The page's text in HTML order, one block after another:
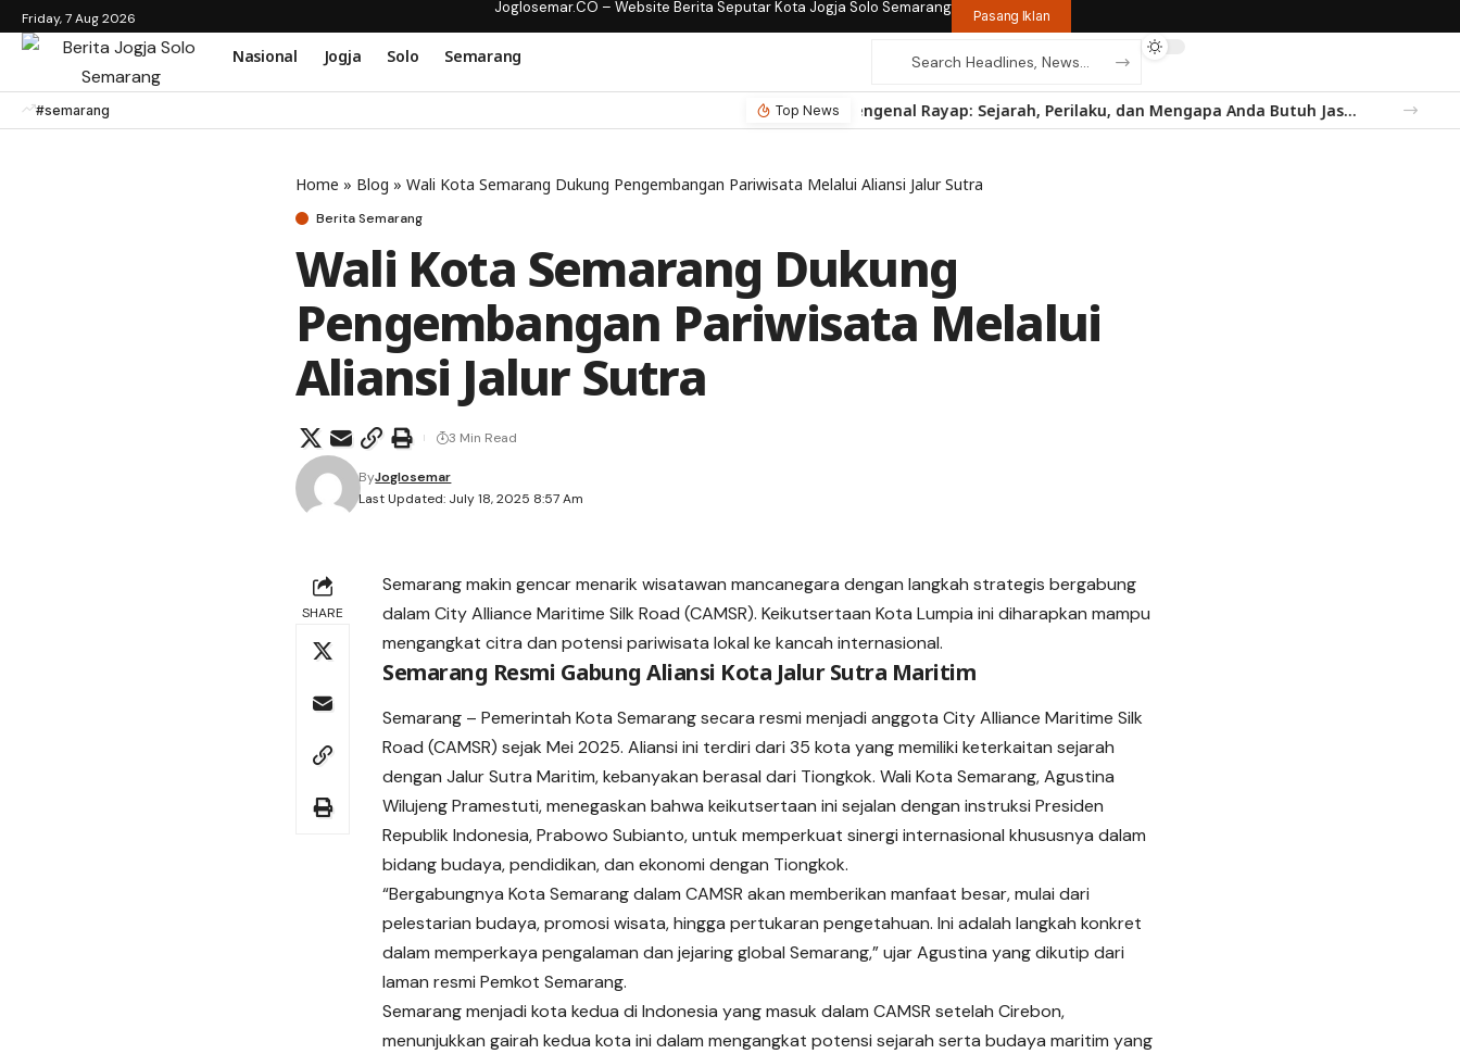
Friday, 7 Aug 2026
Joglosemar.CO – Website Berita Seputar Kota Jogja Solo Semarang Pasang Iklan
Nasional Jogja Solo Semarang
#semarang Top News
Home » Blog » Wali Kota Semarang Dukung Pengembangan Pariwisata Melalui Aliansi Jalur Sutra
Berita Semarang
Wali Kota Semarang Dukung
Pengembangan Pariwisata Melalui
Aliansi Jalur Sutra
Last Updated: July 18, 2025 8:57 Am
ByJoglosemar
3 Min Read
SHARE
Semarang makin gencar menarik wisatawan mancanegara dengan langkah strategis bergabung
dalam City Alliance Maritime Silk Road (CAMSR). Keikutsertaan Kota Lumpia ini diharapkan mampu
mengangkat citra dan potensi pariwisata lokal ke kancah internasional.
Semarang Resmi Gabung Aliansi Kota Jalur Sutra Maritim
Semarang – Pemerintah Kota Semarang secara resmi menjadi anggota City Alliance Maritime Silk
Road (CAMSR) sejak Mei 2025. Aliansi ini terdiri dari 35 kota yang memiliki keterkaitan sejarah
dengan Jalur Sutra Maritim, kebanyakan berasal dari Tiongkok. Wali Kota Semarang, Agustina
Wilujeng Pramestuti, menegaskan bahwa keikutsertaan ini sejalan dengan instruksi Presiden
Republik Indonesia, Prabowo Subianto, untuk memperkuat sinergi internasional khususnya dalam
bidang budaya, pendidikan, dan ekonomi dengan Tiongkok.
“Bergabungnya Kota Semarang dalam CAMSR akan memberikan manfaat besar, mulai dari
pelestarian budaya, promosi wisata, hingga pertukaran pengetahuan. Ini adalah langkah konkret
dalam memperkaya pengalaman dan jejaring global Semarang,” ujar Agustina yang dikutip dari
laman resmi Pemkot Semarang.
Semarang menjadi kota kedua di Indonesia yang masuk dalam CAMSR setelah Cirebon,
menunjukkan gairah kedua kota ini dalam mengangkat potensi sejarah serta budaya maritim yang